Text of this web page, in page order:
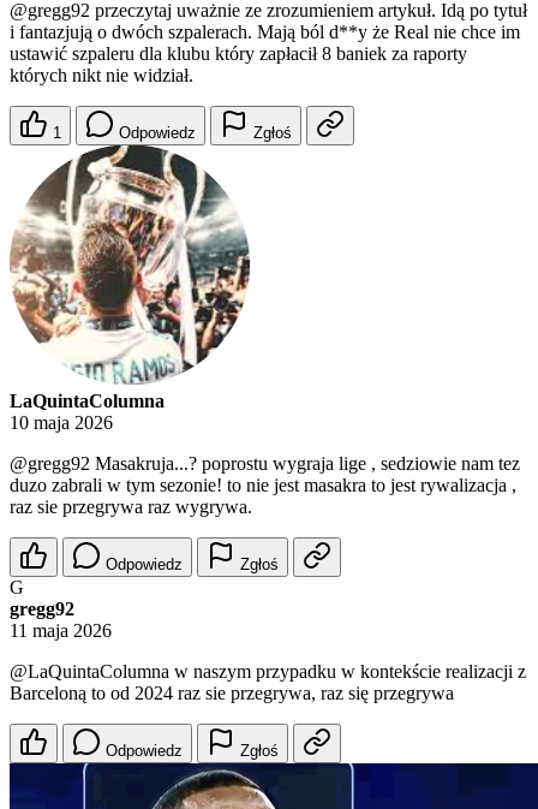
@gregg92 przeczytaj uważnie ze zrozumieniem artykuł. Idą po tytuł
i fantazjują o dwóch szpalerach. Mają ból d**y że Real nie chce im
ustawić szpaleru dla klubu który zapłacił 8 baniek za raporty
których nikt nie widział.
1 Odpowiedz Zgłoś
LaQuintaColumna
10 maja 2026
@gregg92 Masakruja...? poprostu wygraja lige , sedziowie nam tez
duzo zabrali w tym sezonie! to nie jest masakra to jest rywalizacja ,
raz sie przegrywa raz wygrywa.
Odpowiedz Zgłoś
G
gregg92
11 maja 2026
@LaQuintaColumna w naszym przypadku w kontekście realizacji z
Barceloną to od 2024 raz sie przegrywa, raz się przegrywa
Odpowiedz Zgłoś